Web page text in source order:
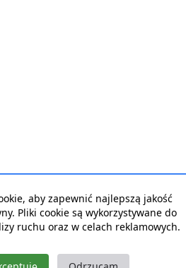
aby zapewnić najlepszą jakość
Pliki cookie są wykorzystywane do
ruchu oraz w celach reklamowych.